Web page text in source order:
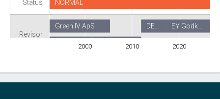
2000 2010 2020
Status
Revisor
NORMAL
Green IV ApS
Ri Magn… DELOITTE…
EY Godk…
DE…